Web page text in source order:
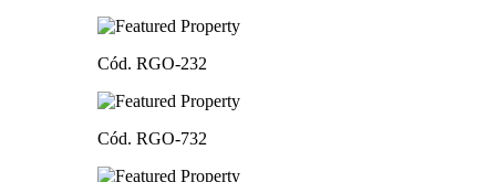
Cód. RGO-232
Cód. RGO-732